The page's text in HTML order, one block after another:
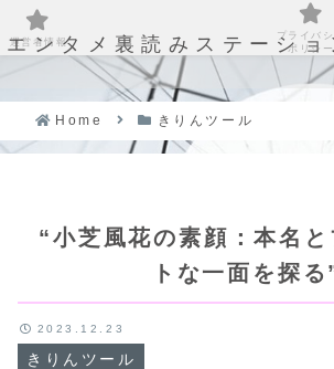
エンタメ裏読みステーショ
Home きりんツール
“小芝風花の素顔：本名と
トな一面を探る
きりんツール
2023.12.23
運営者情報
プライバ
ポリシー